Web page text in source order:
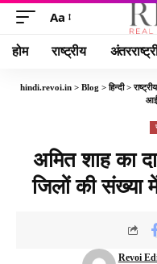
Aa
होम राष्ट्रीय
hindi.revoi.in> Blog >हिन्दी>राष्ट्रीय
आई
अमित शाह का
जिलों की संख्या
Revoi